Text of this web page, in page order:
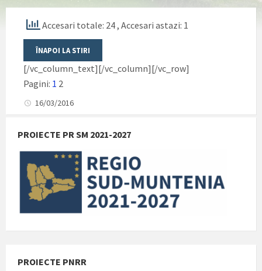
Accesari totale: 24, Accesari astazi: 1
[/vc_column_text][/vc_column][/vc_row]
Pagini: 1 2
16/03/2016
PROIECTE PR SM 2021-2027
PROIECTE PNRR